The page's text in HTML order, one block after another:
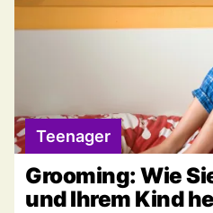
Teenager
Grooming: Wie
und Ihrem Kind